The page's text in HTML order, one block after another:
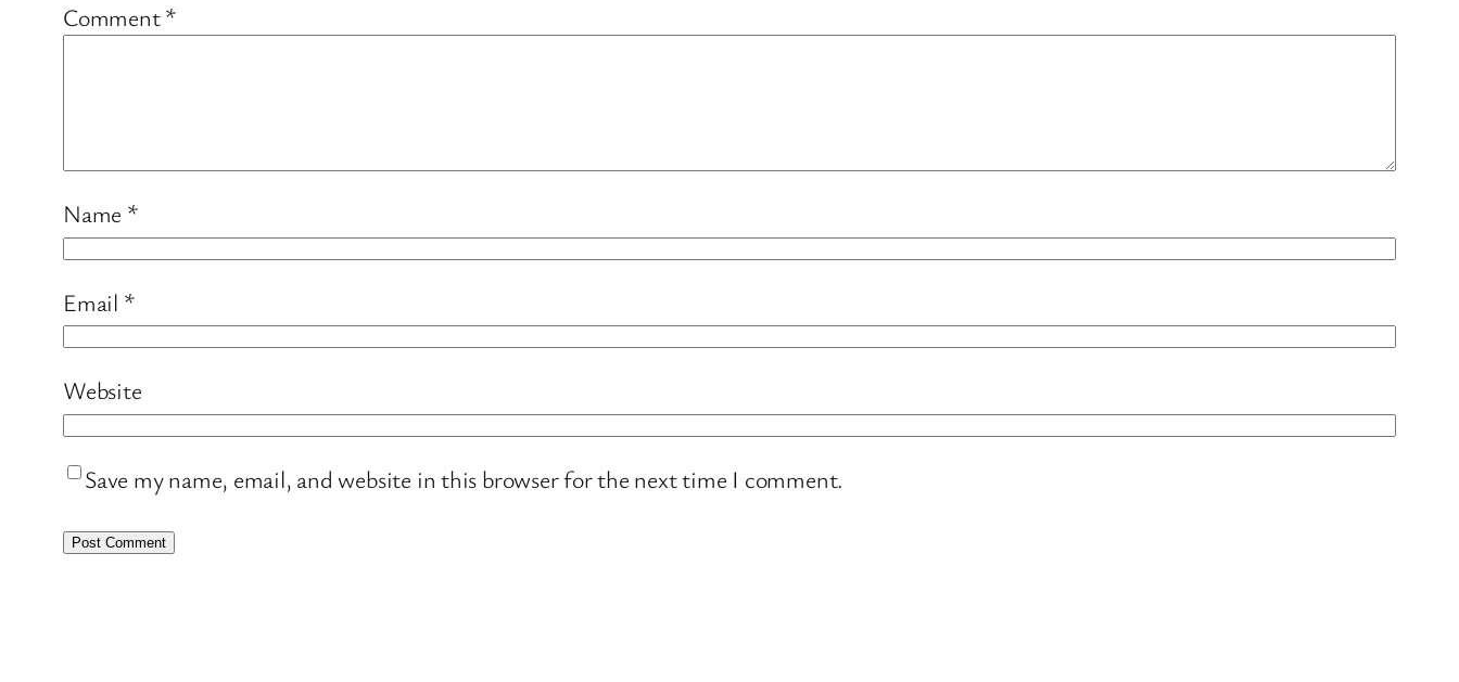
Comment*
Name *
Email *
Website
Save my name, email, and website in this browser for the next time I comment.